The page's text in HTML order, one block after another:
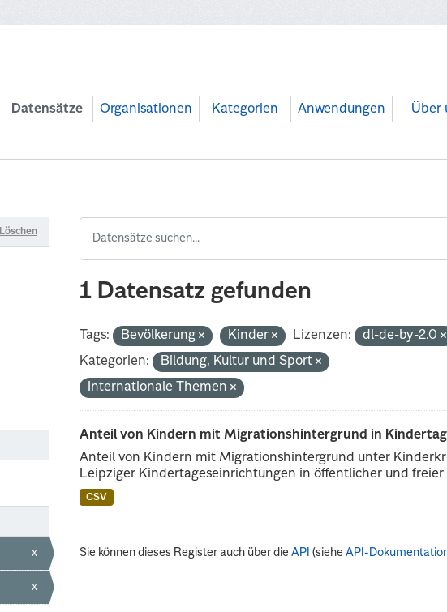
Datensätze Organisationen Kategorien Anwendungen Über
Löschen
x
x
1 Datensatz gefunden
Tags: Bevölkerung Kinder Lizenzen:
dl-de-by-2.0
Kategorien:
Bildung, Kultur und Sport
Internationale Themen
Anteil von Kindern mit Migrationshintergrund in
Anteil von Kindern mit Migrationshintergrund unter
Leipziger Kindertageseinrichtungen in öffentlicher und freier
CSV
Sie können dieses Register auch über dieAPI (sieheAPI-